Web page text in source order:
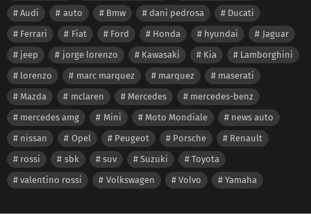
Audi
auto Bmw dani pedrosa
Ducati
Ferrari
Fiat Ford Honda hyundai
Jaguar
jeep
jorge lorenzo Kawasaki Kia
Lamborghini
lorenzo
marc marquez marquez
maserati
Mazda
mclaren Mercedes
mercedes-benz
mercedes amg
Mini Moto Mondiale
news auto
nissan
Opel Peugeot Porsche
Renault
rossi
sbk suv Suzuki
Toyota
valentino rossi
Volkswagen Volvo Yamaha